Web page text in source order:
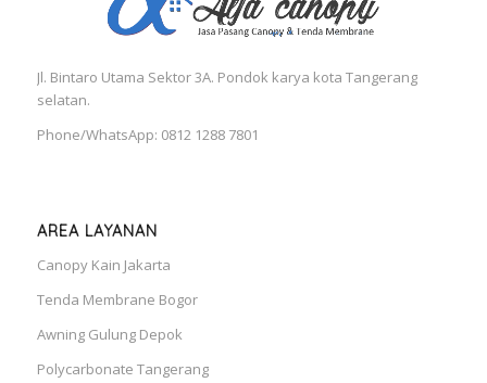
Jl. Bintaro Utama Sektor 3A. Pondok karya kota Tangerang
selatan.
Phone/WhatsApp: 0812 1288 7801
AREA LAYANAN
Canopy Kain Jakarta
Tenda Membrane Bogor
Awning Gulung Depok
Polycarbonate Tangerang